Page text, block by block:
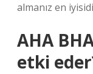
almanız en
AHA
etki